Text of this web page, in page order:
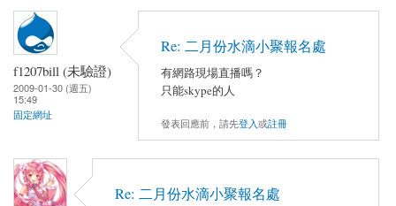
f1207bill (未驗證)
2009-01-30 (週五)
15:49
固定網址
Re: 二月份水滴小聚報名處
有網路現場直播嗎？
只能skype的人
發表回應前，請先登入或註冊
Re: 二月份水滴小聚報名處